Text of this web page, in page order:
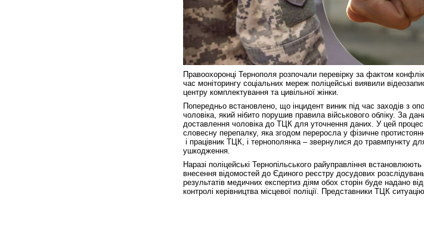
Правоохоронці Тернополя розпочали перевірку за фактом
час моніторингу соціальних мереж поліцейські виявили
центру комплектування та цивільної жінки.
Попередньо встановлено, що інцидент виник під час заходів з
чоловіка, який нібито порушив правила військового обліку. За
доставлення чоловіка до ТЦК для уточнення даних. У цей
словесну перепалку, яка згодом переросла у фізичне
і працівник ТЦК, і тернополянка – звернулися до травмпункту
ушкодження.
Наразі поліцейські Тернопільського райуправління
внесення відомостей до Єдиного реєстру досудових
результатів медичних експертиз діям обох сторін буде надано
контролі керівництва місцевої поліції. Представники ТЦК